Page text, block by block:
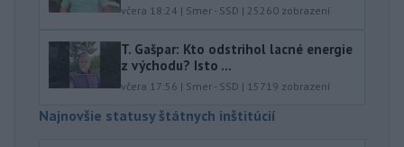
včera 18:24 | Smer - SSD | 25260 zobrazení
T. Gašpar: Kto odstrihol lacné energie
z východu? Isto ...
včera 17:56 | Smer - SSD | 15719 zobrazení
Najnovšie statusy štátnych inštitúcií